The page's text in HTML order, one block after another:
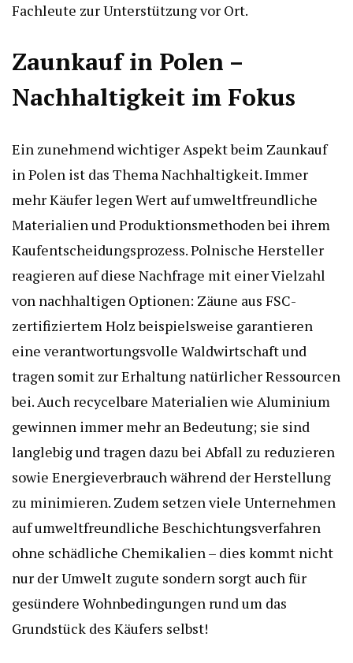
Fachleute zur Unterstützung vor Ort.
Zaunkauf in Polen –
Nachhaltigkeit im Fokus
Ein zunehmend wichtiger Aspekt beim Zaunkauf
in Polen ist das Thema Nachhaltigkeit. Immer
mehr Käufer legen Wert auf umweltfreundliche
Materialien und Produktionsmethoden bei ihrem
Kaufentscheidungsprozess. Polnische Hersteller
reagieren auf diese Nachfrage mit einer Vielzahl
von nachhaltigen Optionen: Zäune aus FSC-
zertifiziertem Holz beispielsweise garantieren
eine verantwortungsvolle Waldwirtschaft und
tragen somit zur Erhaltung natürlicher Ressourcen
bei. Auch recycelbare Materialien wie Aluminium
gewinnen immer mehr an Bedeutung; sie sind
langlebig und tragen dazu bei Abfall zu reduzieren
sowie Energieverbrauch während der Herstellung
zu minimieren. Zudem setzen viele Unternehmen
auf umweltfreundliche Beschichtungsverfahren
ohne schädliche Chemikalien – dies kommt nicht
nur der Umwelt zugute sondern sorgt auch für
gesündere Wohnbedingungen rund um das
Grundstück des Käufers selbst!